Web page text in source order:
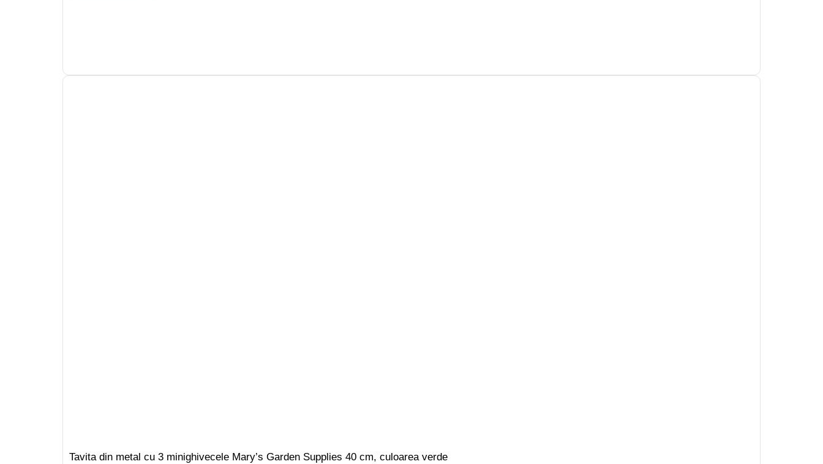
Tavita din metal cu 3 minighivecele Mary’s Garden Supplies 40 cm, culoarea verde